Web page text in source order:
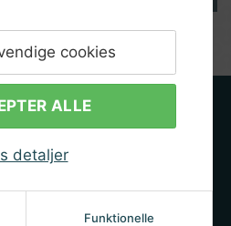
cookies
ALLE
detaljer
Funktionelle
netbutik som dagligt
danskere.